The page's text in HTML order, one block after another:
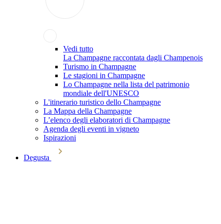
Vedi tutto
La Champagne raccontata dagli Champenois
Turismo in Champagne
Le stagioni in Champagne
Lo Champagne nella lista del patrimonio
mondiale dell'UNESCO
L'itinerario turistico dello Champagne
La Mappa della Champagne
L’elenco degli elaboratori di Champagne
Agenda degli eventi in vigneto
Ispirazioni
Degusta